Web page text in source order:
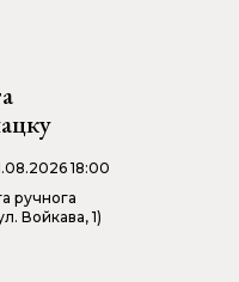
18:00
ручнога
Войкава, 1)